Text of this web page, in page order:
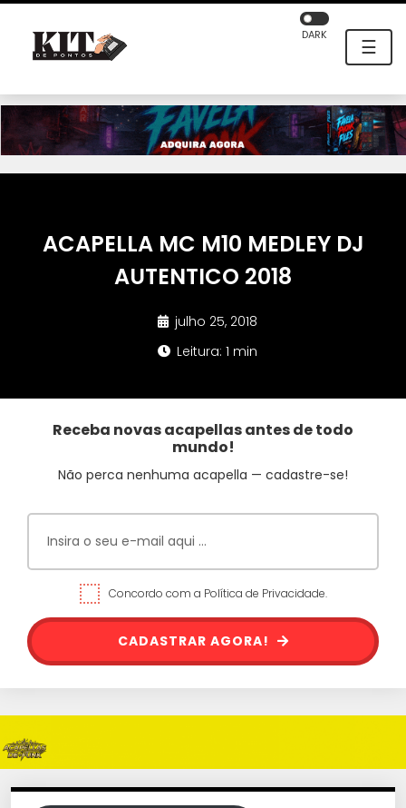
☰
DARK
ACAPELLA MC M10 MEDLEY DJ
AUTENTICO 2018
julho 25, 2018
Leitura: 1 min
Receba novas acapellas antes de todo
mundo!
Não perca nenhuma acapella — cadastre-se!
Concordo com a Política de Privacidade.
CADASTRAR AGORA!